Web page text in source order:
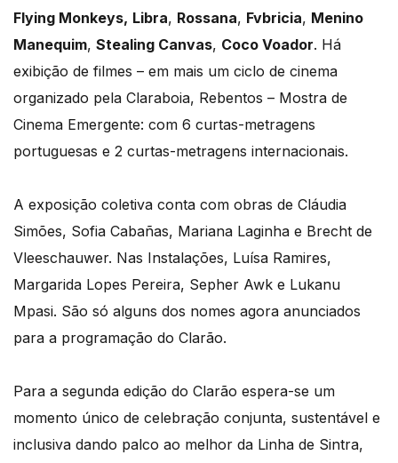
Flying Monkeys, Libra, Rossana, Fvbricia, Menino
Manequim, Stealing Canvas, Coco Voador. Há
exibição de filmes – em mais um ciclo de cinema
organizado pela Claraboia, Rebentos – Mostra de
Cinema Emergente: com 6 curtas-metragens
portuguesas e 2 curtas-metragens internacionais.
A exposição coletiva conta com obras de Cláudia
Simões, Sofia Cabañas, Mariana Laginha e Brecht de
Vleeschauwer. Nas Instalações, Luísa Ramires,
Margarida Lopes Pereira, Sepher Awk e Lukanu
Mpasi. São só alguns dos nomes agora anunciados
para a programação do Clarão.
Para a segunda edição do Clarão espera-se um
momento único de celebração conjunta, sustentável e
inclusiva dando palco ao melhor da Linha de Sintra,